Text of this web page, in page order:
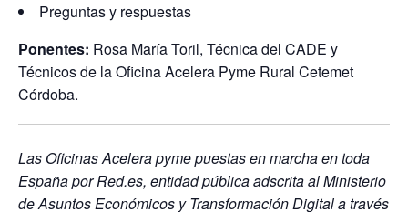
Preguntas y respuestas
Ponentes: Rosa María Toril, Técnica del CADE y
Técnicos de la Oficina Acelera Pyme Rural Cetemet
Córdoba.
Las Oficinas Acelera pyme puestas en marcha en toda
España por Red.es, entidad pública adscrita al Ministerio
de Asuntos Económicos y Transformación Digital a través